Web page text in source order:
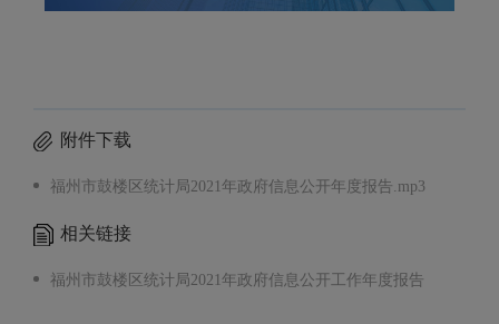
附件下载
福州市鼓楼区统计局2021年政府信息公开年度报告.mp3
相关链接
福州市鼓楼区统计局2021年政府信息公开工作年度报告